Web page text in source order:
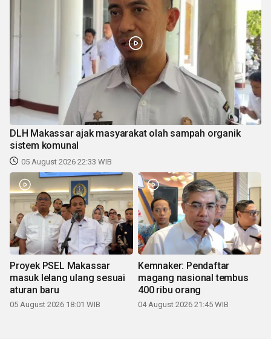
DLH Makassar ajak masyarakat olah sampah organik
sistem komunal
05 August 2026 22:33 WIB
Proyek PSEL Makassar
masuk lelang ulang sesuai
aturan baru
05 August 2026 18:01 WIB
Kemnaker: Pendaftar
magang nasional tembus
400 ribu orang
04 August 2026 21:45 WIB